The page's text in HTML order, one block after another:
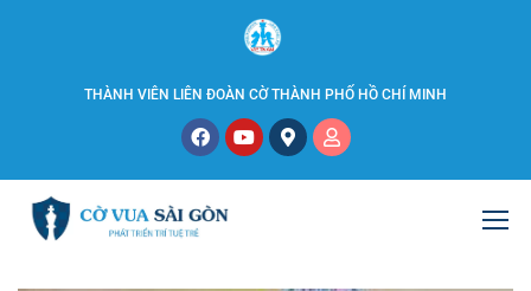
THÀNH VIÊN LIÊN ĐOÀN CỜ THÀNH PHỐ HỒ CHÍ MINH